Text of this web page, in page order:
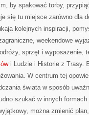
by spakować torby,
się tu miejsce zarówno dla
kolejnych inspiracji,
weekendowe
sprzęt i wyposażenie,
i Ludzie i Historie z Trasy.
W centrum tej
świata w sposób
szukać w innych
można zmienić